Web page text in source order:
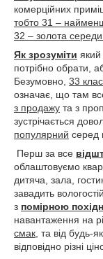
комерційних
тобто 31 –
32 – золота
Як зрозуміти який
потрібно обрати,
Безумовно, 33
означає, що там
з продажу та з
зустрічається
популярний серед
Перш за все
облаштовуємо
дитяча, зала,
завадить
з помірною
навантаження на
смак , та від будь-
відповідно різні